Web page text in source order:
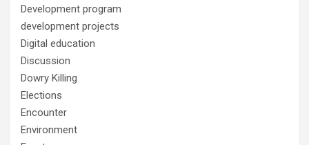
Development program
development projects
Digital education
Discussion
Dowry Killing
Elections
Encounter
Environment